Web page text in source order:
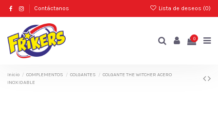
Contáctanos Lista de deseos (0)
0
Inicio COMPLEMENTOS COLGANTES
COLGANTE THE WITCHER ACERO
INOXIDABLE